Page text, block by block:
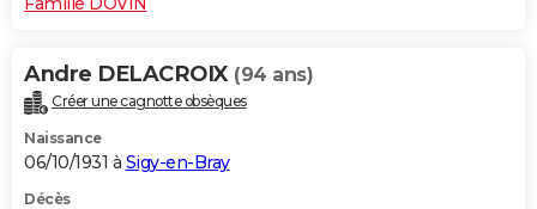
Andre DELACROIX (94 ans)
Créer une cagnotte obsèques
Naissance
06/10/1931 à Sigy-en-Bray
Décès